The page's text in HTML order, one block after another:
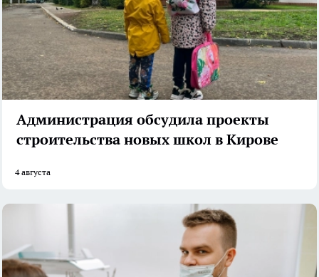
Администрация обсудила проекты
строительства новых школ в Кирове
4 августа